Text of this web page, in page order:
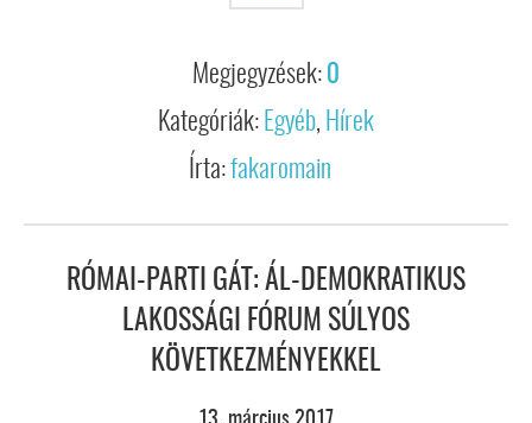
Megjegyzések: 0
Kategóriák: Egyéb, Hírek
Írta:fakaromain
RÓMAI-PARTI GÁT: ÁL-DEMOKRATIKUS
LAKOSSÁGI FÓRUM SÚLYOS
KÖVETKEZMÉNYEKKEL